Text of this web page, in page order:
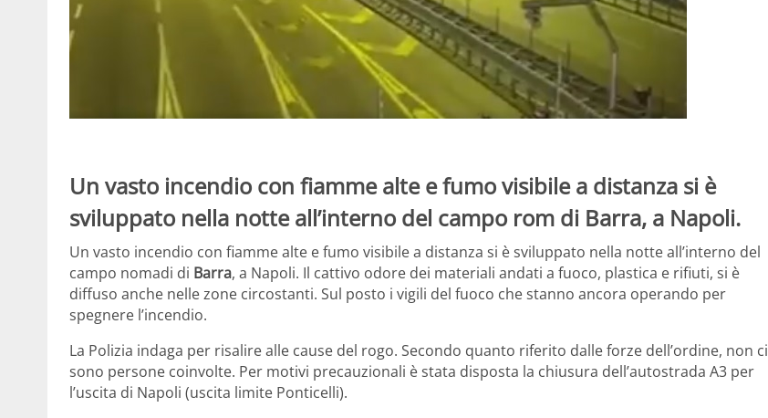
Un vasto incendio con fiamme alte e fumo visibile a distanza si è
sviluppato nella notte all’interno del campo rom di Barra, a Napoli.
Un vasto incendio con fiamme alte e fumo visibile a distanza si è sviluppato nella notte all’interno del
campo nomadi di Barra, a Napoli. Il cattivo odore dei materiali andati a fuoco, plastica e rifiuti, si è
diffuso anche nelle zone circostanti. Sul posto i vigili del fuoco che stanno ancora operando per
spegnere l’incendio.
La Polizia indaga per risalire alle cause del rogo. Secondo quanto riferito dalle forze dell’ordine, non ci
sono persone coinvolte. Per motivi precauzionali è stata disposta la chiusura dell’autostrada A3 per
l’uscita di Napoli (uscita limite Ponticelli).